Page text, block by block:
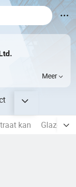
Meer
kan Glazen